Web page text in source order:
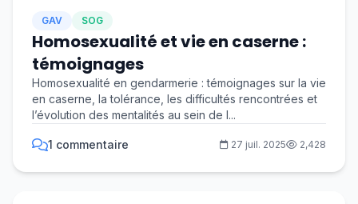
GAV SOG
Homosexualité et vie en caserne :
témoignages
Homosexualité en gendarmerie : témoignages sur la vie
en caserne, la tolérance, les difficultés rencontrées et
l’évolution des mentalités au sein de l...
1 commentaire 27 juil. 2025 2,428